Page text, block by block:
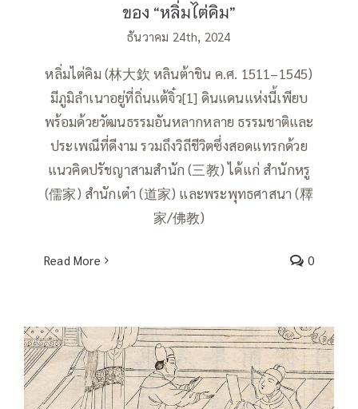
ของ “หลิ่มไต่คิม”
ธันวาคม 24th, 2024
หลิ่มไต่คิม (林大欽 หลินต้าชิน ค.ศ. 1511–1545)
มีภูมิลำเนาอยู่ที่ถิ่นแต้จิ๋ว[1] ดินแดนแห่งนี้เพียบ
พร้อมด้วยวัฒนธรรมอันหลากหลาย ธรรมชาติและ
ประเพณีที่ดีงาม รวมถึงวิถีชีวิตซึ่งสอดแทรกด้วย
แนวคิดปรัชญาสามสำนัก (三教) ได้แก่ สำนักหรู
(儒家) สำนักเต๋า (道家) และพระพุทธศาสนา (釋
家/佛教)
Read More 0